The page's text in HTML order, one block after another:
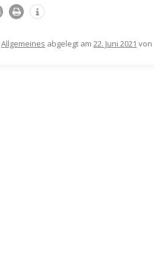
Allgemeines abgelegt am 22. Juni 2021 von